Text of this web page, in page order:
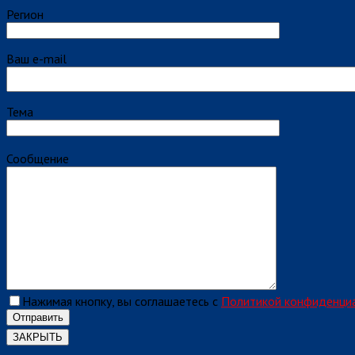
Регион
Ваш e-mail
Тема
Сообщение
Нажимая кнопку, вы соглашаетесь с Политикой
ЗАКРЫТЬ